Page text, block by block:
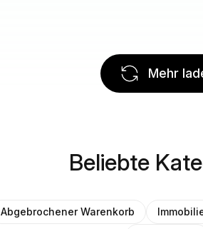
Mehr
Beliebte
Abgebrochener Warenkorb